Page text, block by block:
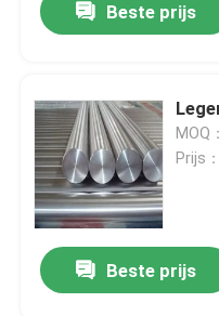
Beste prijs
MOQ
Prijs
Beste prijs